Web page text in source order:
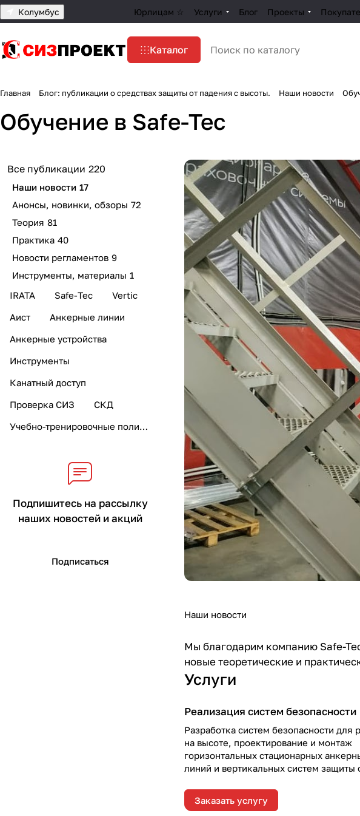
Колумбус Юрлицам ☆ Услуги Блог Проекты
Каталог
Главная Блог: публикации о средствах защиты от падения с высоты. Наши новости
Обучение в Safe-Tec
Наши новости
Мы благодарим компанию Safe-
новые теоретические и
Услуги
Реализация систем безопасности
Разработка систем безопасности для
на высоте, проектирование и монтаж
горизонтальных стационарных
линий и вертикальных систем защиты
Заказать услугу
Все публикации 220
Наши новости 17
Анонсы, новинки, обзоры 72
Теория 81
Практика 40
Новости регламентов 9
Инструменты, материалы 1
IRATA
Safe-Tec
Vertic
Аист
Анкерные линии
Анкерные устройства
Инструменты
Канатный доступ
Проверка СИЗ
СКД
Подпишитесь на рассылку
наших новостей и акций
Подписаться